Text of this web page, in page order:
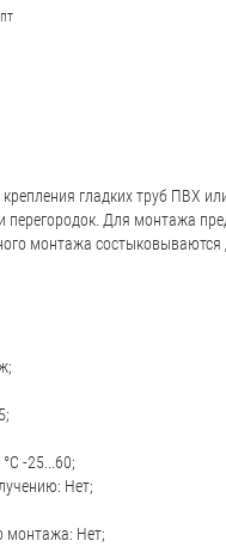
гладких труб ПВХ
перегородок. Для монтажа
монтажа
-25...60;
Нет;
монтажа: Нет;